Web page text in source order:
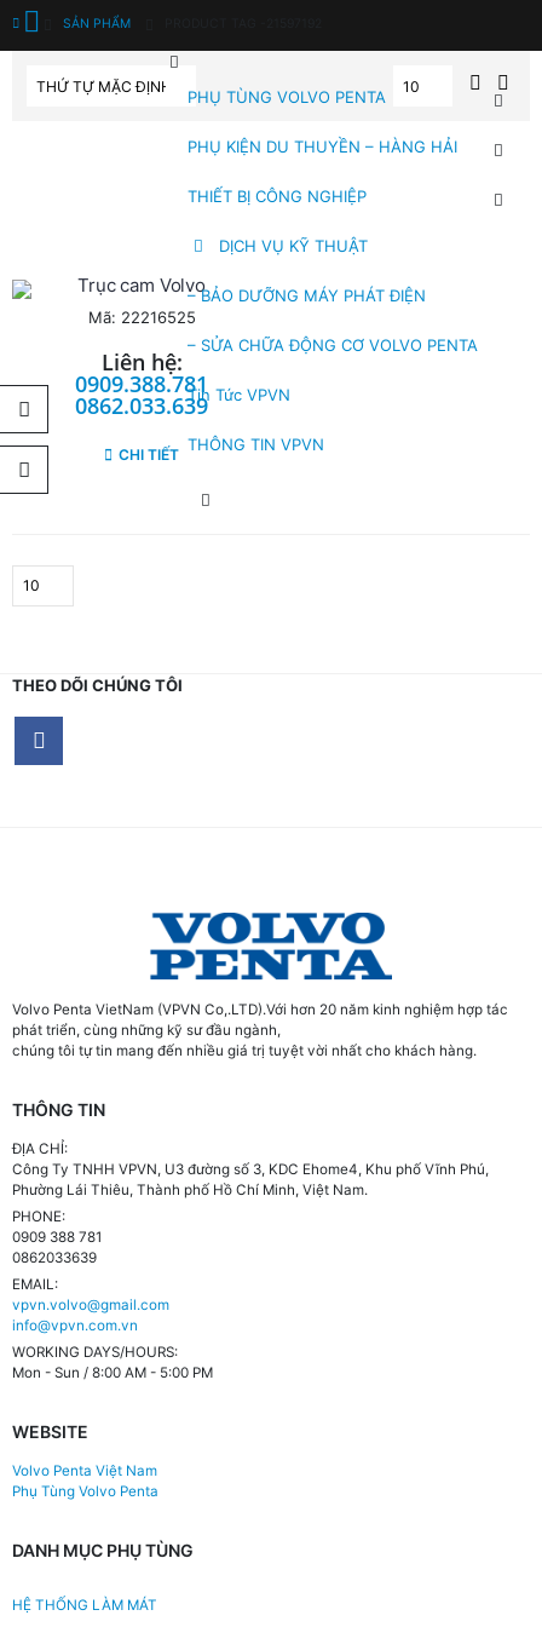
PHỤ TÙNG VOLVO PENTA
PHỤ KIỆN DU THUYỀN – HÀNG HẢI
THIẾT BỊ CÔNG NGHIỆP
DỊCH VỤ KỸ THUẬT
– BẢO DƯỠNG MÁY PHÁT ĐIỆN
– SỬA CHỮA ĐỘNG CƠ VOLVO PENTA
Tin Tức VPVN
THÔNG TIN VPVN
SẢN PHẨM
Trục cam Volvo
Mã: 22216525
Liên hệ:
0909.388.781
0862.033.639
CHI TIẾT
THEO DÕI CHÚNG TÔI
Volvo Penta VietNam (VPVN Co,.LTD).Với hơn 20 năm kinh nghiệm hợp tác
phát triển, cùng những kỹ sư đầu ngành,
chúng tôi tự tin mang đến nhiều giá trị tuyệt vời nhất cho khách hàng.
THÔNG TIN
ĐỊA CHỈ:
Công Ty TNHH VPVN, U3 đường số 3, KDC Ehome4, Khu phố Vĩnh Phú,
Phường Lái Thiêu, Thành phố Hồ Chí Minh, Việt Nam.
PHONE:
0909 388 781
0862033639
EMAIL:
vpvn.volvo@gmail.com
info@vpvn.com.vn
WORKING DAYS/HOURS:
Mon - Sun / 8:00 AM - 5:00 PM
WEBSITE
Volvo Penta Việt Nam
Phụ Tùng Volvo Penta
DANH MỤC PHỤ TÙNG
HỆ THỐNG LÀM MÁT